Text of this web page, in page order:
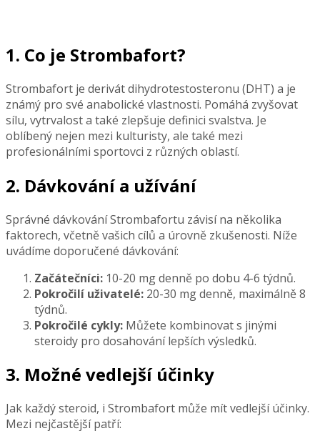
1. Co je Strombafort?
Strombafort je derivát dihydrotestosteronu (DHT) a je
známý pro své anabolické vlastnosti. Pomáhá zvyšovat
sílu, vytrvalost a také zlepšuje definici svalstva. Je
oblíbený nejen mezi kulturisty, ale také mezi
profesionálními sportovci z různých oblastí.
2. Dávkování a užívání
Správné dávkování Strombafortu závisí na několika
faktorech, včetně vašich cílů a úrovně zkušenosti. Níže
uvádíme doporučené dávkování:
Začátečníci: 10-20 mg denně po dobu 4-6 týdnů.
Pokročilí uživatelé: 20-30 mg denně, maximálně 8
týdnů.
Pokročilé cykly: Můžete kombinovat s jinými
steroidy pro dosahování lepších výsledků.
3. Možné vedlejší účinky
Jak každý steroid, i Strombafort může mít vedlejší účinky.
Mezi nejčastější patří: